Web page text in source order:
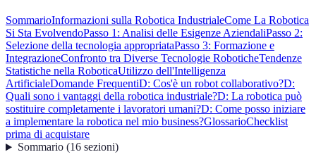
SommarioInformazioni sulla Robotica IndustrialeCome La Robotica
Si Sta EvolvendoPasso 1: Analisi delle Esigenze AziendaliPasso 2:
Selezione della tecnologia appropriataPasso 3: Formazione e
IntegrazioneConfronto tra Diverse Tecnologie RoboticheTendenze
Statistiche nella RoboticaUtilizzo dell'Intelligenza
ArtificialeDomande FrequentiD: Cos'è un robot collaborativo?D:
Quali sono i vantaggi della robotica industriale?D: La robotica può
sostituire completamente i lavoratori umani?D: Come posso iniziare
a implementare la robotica nel mio business?GlossarioChecklist
prima di acquistare
Sommario(16 sezioni)